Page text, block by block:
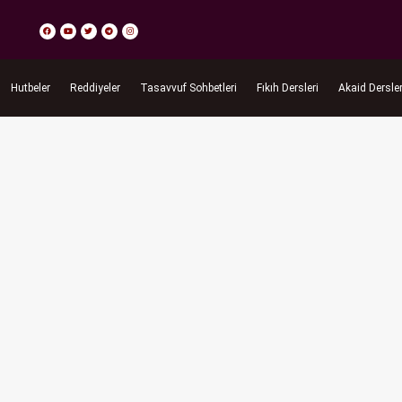
Hutbeler Reddiyeler Tasavvuf Sohbetleri Fıkıh Dersleri Akaid